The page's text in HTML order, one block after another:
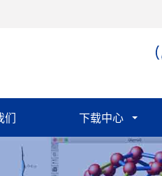
们 下载中心